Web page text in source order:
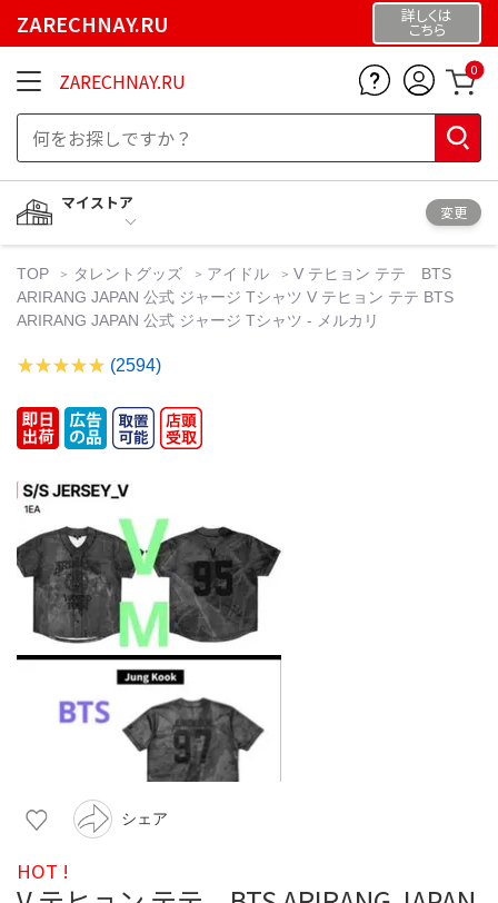
ZARECHNAY.RU 詳しくは
こちら
ZARECHNAY.RU 0
マイストア
変更
TOP タレントグッズ アイドル
V テヒョン テテ BTS
ARIRANG JAPAN 公式 ジャージ Tシャツ V テヒョン テテ BTS
ARIRANG JAPAN 公式 ジャージ Tシャツ - メルカリ
(2594)
シェア
HOT !